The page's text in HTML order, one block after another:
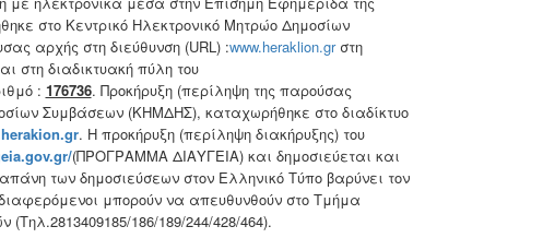
στο Κεντρικό Ηλεκτρονικό Μητρώο Δημοσίων
αρχής στη διεύθυνση (URL) :www.heraklion.grστη
στη διαδικτυακή πύλη του
: 176736. Προκήρυξη (περίληψη της παρούσας
Συμβάσεων (ΚΗΜΔΗΣ), καταχωρήθηκε στο διαδίκτυο
herakion.gr. Η προκήρυξη (περίληψη διακήρυξης) του
(ΠΡΟΓΡΑΜΜΑ ΔΙΑΥΓΕΙΑ) και δημοσιεύεται και
των δημοσιεύσεων στον Ελληνικό Τύπο βαρύνει τον
μπορούν να απευθυνθούν στο Τμήμα
186/189/244/428/464).